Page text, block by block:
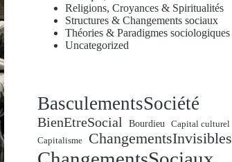
Religions, Croyances & Spiritualités
Structures & Changements sociaux
Théories & Paradigmes sociologiques
Uncategorized
BasculementsSociété
BienEtreSocial Bourdieu
Capital culturel
Capitalisme
ChangementsInvisibles